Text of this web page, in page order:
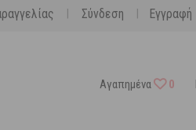
| Σύνδεση | Εγγραφή
Αγαπημένα 0